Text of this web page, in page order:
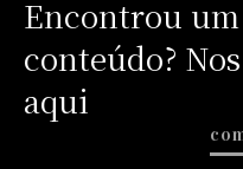
Encontrou
conteúdo?
aqui